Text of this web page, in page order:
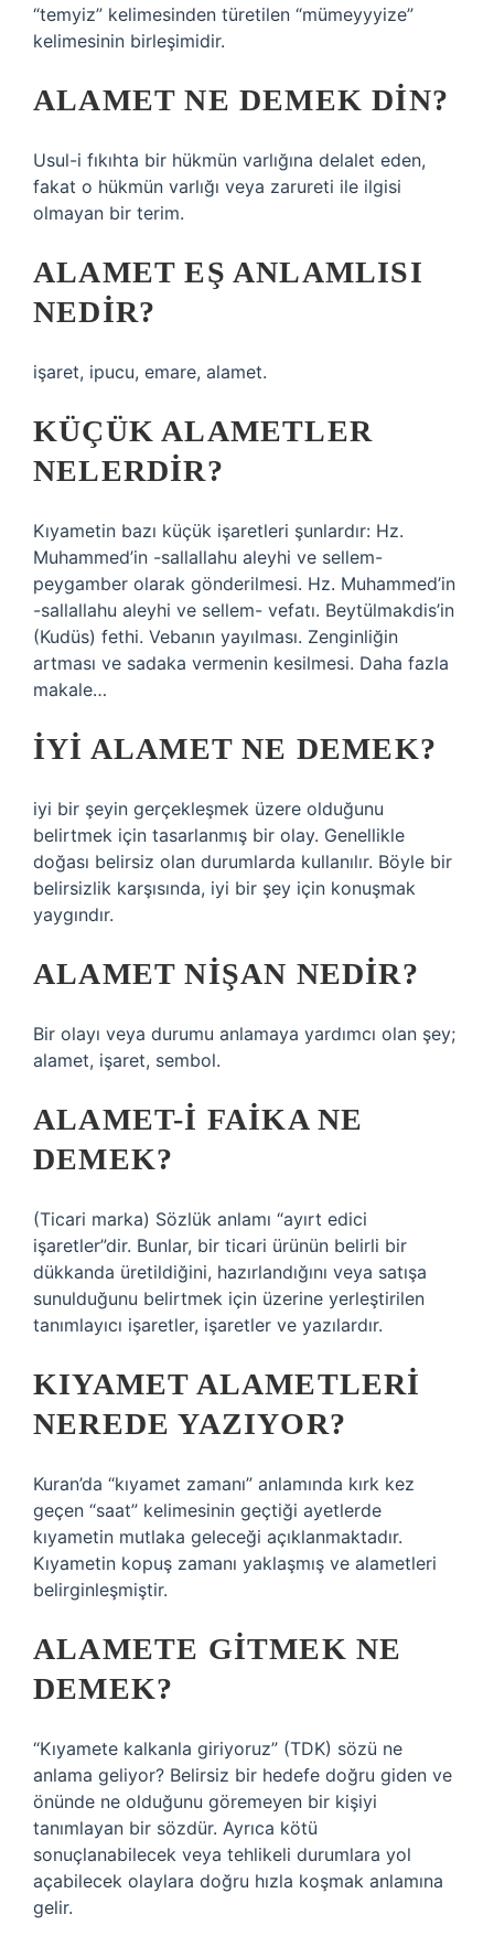
“temyiz” kelimesinden türetilen “mümeyyyize”
kelimesinin birleşimidir.
ALAMET NE DEMEK DIN?
Usul-i fıkıhta bir hükmün varlığına delalet eden,
fakat o hükmün varlığı veya zarureti ile ilgisi
olmayan bir terim.
ALAMET EŞ ANLAMLISI
NEDIR?
işaret, ipucu, emare, alamet.
KÜÇÜK ALAMETLER
NELERDIR?
Kıyametin bazı küçük işaretleri şunlardır: Hz.
Muhammed’in -sallallahu aleyhi ve sellem-
peygamber olarak gönderilmesi. Hz. Muhammed’in
-sallallahu aleyhi ve sellem- vefatı. Beytülmakdis’in
(Kudüs) fethi. Vebanın yayılması. Zenginliğin
artması ve sadaka vermenin kesilmesi. Daha fazla
makale…
İYI ALAMET NE DEMEK?
iyi bir şeyin gerçekleşmek üzere olduğunu
belirtmek için tasarlanmış bir olay. Genellikle
doğası belirsiz olan durumlarda kullanılır. Böyle bir
belirsizlik karşısında, iyi bir şey için konuşmak
yaygındır.
ALAMET NIŞAN NEDIR?
Bir olayı veya durumu anlamaya yardımcı olan şey;
alamet, işaret, sembol.
ALAMET-I FAIKA NE
DEMEK?
(Ticari marka) Sözlük anlamı “ayırt edici
işaretler”dir. Bunlar, bir ticari ürünün belirli bir
dükkanda üretildiğini, hazırlandığını veya satışa
sunulduğunu belirtmek için üzerine yerleştirilen
tanımlayıcı işaretler, işaretler ve yazılardır.
KIYAMET ALAMETLERI
NEREDE YAZIYOR?
Kuran’da “kıyamet zamanı” anlamında kırk kez
geçen “saat” kelimesinin geçtiği ayetlerde
kıyametin mutlaka geleceği açıklanmaktadır.
Kıyametin kopuş zamanı yaklaşmış ve alametleri
belirginleşmiştir.
ALAMETE GITMEK NE
DEMEK?
“Kıyamete kalkanla giriyoruz” (TDK) sözü ne
anlama geliyor? Belirsiz bir hedefe doğru giden ve
önünde ne olduğunu göremeyen bir kişiyi
tanımlayan bir sözdür. Ayrıca kötü
sonuçlanabilecek veya tehlikeli durumlara yol
açabilecek olaylara doğru hızla koşmak anlamına
gelir.